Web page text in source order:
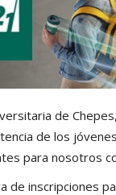
de
de los
para nosotros
de inscripciones